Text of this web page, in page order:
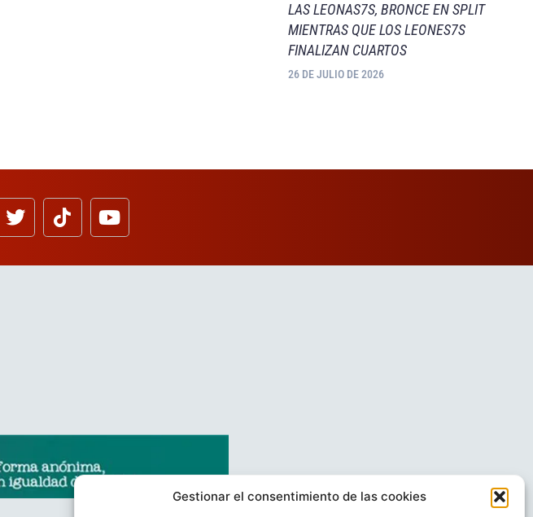
Gestionar el consentimiento de las cookies
LAS LEONAS7S, BRONCE EN SPLIT
MIENTRAS QUE LOS LEONES7S
FINALIZAN CUARTOS
26 DE JULIO DE 2026